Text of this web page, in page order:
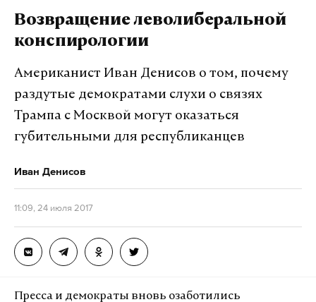
Возвращение леволиберальной
конспирологии
Американист Иван Денисов о том, почему
раздутые демократами слухи о связях
Трампа с Москвой могут оказаться
губительными для республиканцев
Иван Денисов
11:09, 24 июля 2017
Пресса и демократы вновь озаботились